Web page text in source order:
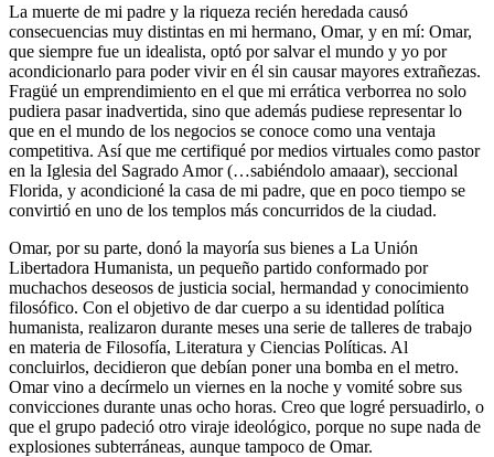
La muerte de mi padre y la riqueza recién heredada causó
consecuencias muy distintas en mi hermano, Omar, y en mí: Omar,
que siempre fue un idealista, optó por salvar el mundo y yo por
acondicionarlo para poder vivir en él sin causar mayores extrañezas.
Fragüé un emprendimiento en el que mi errática verborrea no solo
pudiera pasar inadvertida, sino que además pudiese representar lo
que en el mundo de los negocios se conoce como una ventaja
competitiva. Así que me certifiqué por medios virtuales como pastor
en la Iglesia del Sagrado Amor (…sabiéndolo amaaar), seccional
Florida, y acondicioné la casa de mi padre, que en poco tiempo se
convirtió en uno de los templos más concurridos de la ciudad.
Omar, por su parte, donó la mayoría sus bienes a La Unión
Libertadora Humanista, un pequeño partido conformado por
muchachos deseosos de justicia social, hermandad y conocimiento
filosófico. Con el objetivo de dar cuerpo a su identidad política
humanista, realizaron durante meses una serie de talleres de trabajo
en materia de Filosofía, Literatura y Ciencias Políticas. Al
concluirlos, decidieron que debían poner una bomba en el metro.
Omar vino a decírmelo un viernes en la noche y vomité sobre sus
convicciones durante unas ocho horas. Creo que logré persuadirlo, o
que el grupo padeció otro viraje ideológico, porque no supe nada de
explosiones subterráneas, aunque tampoco de Omar.